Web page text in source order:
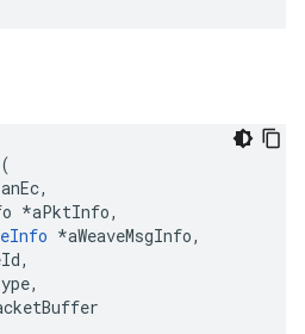
(
anEc,
*aPktInfo,
*aWeaveMsgInfo,
,
,